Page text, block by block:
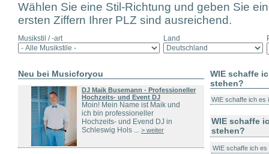
Wählen Sie eine Stil-Richtung und geben Sie
ersten Ziffern Ihrer PLZ sind ausreichend.
Musikstil / -art Land
Neu bei Musicforyou
DJ Maik Busemann - Professioneller
Hochzeits- und Event DJ
Moin! Mein Name ist Maik und
ich bin professioneller
Hochzeits- und Evend DJ in
Schleswig Hols ... > weiter
WIE schaffe
stehen?
WIE schaffe ich es
WIE schaffe
stehen?
WIE schaffe ich